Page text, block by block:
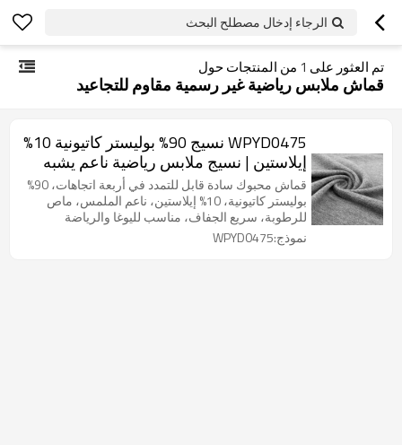
الرجاء إدخال مصطلح البحث
تم العثور على 1 من المنتجات حول
قماش ملابس رياضية غير رسمية مقاوم للتجاعيد
WPYD0475 نسيج 90% بوليستر كاتيونية 10%
إيلاستين | نسيج ملابس رياضية ناعم يشبه
القطن، ماص للرطوبة
قماش محبوك سادة قابل للتمدد في أربعة اتجاهات، 90%
بوليستر كاتيونية، 10% إيلاستين، ناعم الملمس، ماص
للرطوبة، سريع الجفاف، مناسب لليوغا والرياضة
والتنس، من ماركة: مورد أقمشة رياضية وتقنية من
نموذج:WPYD0475